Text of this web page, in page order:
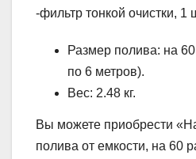
-фильтр тонкой очистки, 1
Размер полива: на
по 6 метров).
Вес: 2.48 кг.
Вы можете приобрести
полива от емкости, на 60